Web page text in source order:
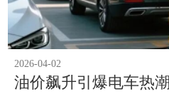
2026-04-02
油价飙升引爆电车热